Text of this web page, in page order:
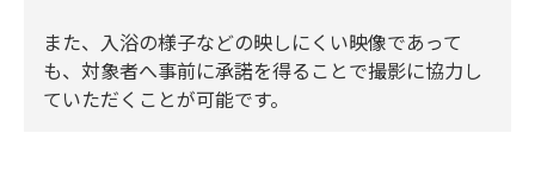
また、入浴の様子などの映しにくい映像であって
も、対象者へ事前に承諾を得ることで撮影に協力し
ていただくことが可能です。